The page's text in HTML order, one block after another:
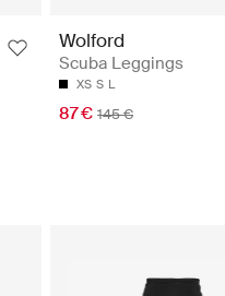
Wolford
Scuba Leggings
XS S L
87 € 145 €